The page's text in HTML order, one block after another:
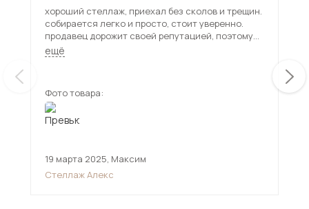
хороший стеллаж, приехал без сколов и трещин.
собирается легко и просто, стоит уверенно.
продавец дорожит своей репутацией, поэтому
советую к покупке) и спасибо за хорошую
онлайн поддержку.
ещё
Фото товара:
19 марта 2025, Максим
Стеллаж Алекс